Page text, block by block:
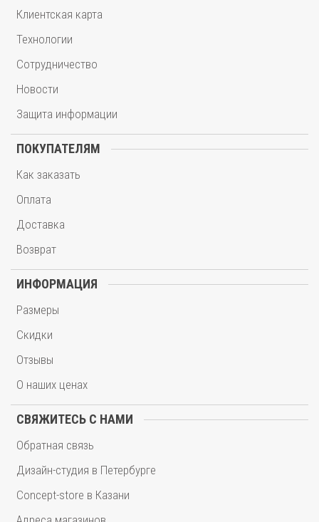
Клиентская карта
Технологии
Сотрудничество
Новости
Защита информации
ПОКУПАТЕЛЯМ
Как заказать
Оплата
Доставка
Возврат
ИНФОРМАЦИЯ
Размеры
Скидки
Отзывы
О наших ценах
СВЯЖИТЕСЬ С НАМИ
Обратная связь
Дизайн-студия в Петербурге
Concept-store в Казани